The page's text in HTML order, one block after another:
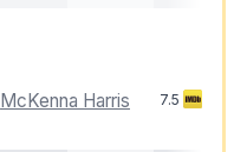
McKenna Harris
7.5